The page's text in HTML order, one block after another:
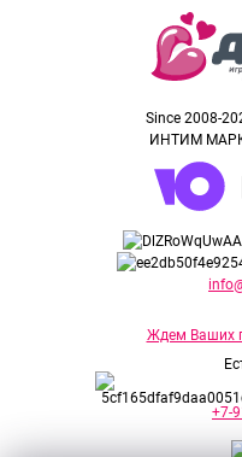
Since 2008-
ИНТИМ
Ждем Ваших
+7-